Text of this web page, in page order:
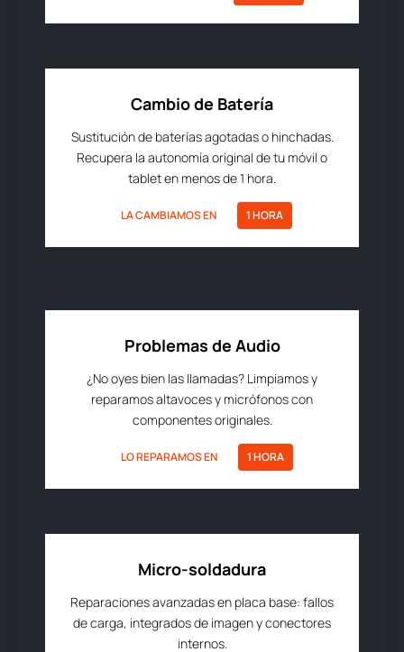
Cambio de Batería
Sustitución de baterías agotadas o hinchadas.
Recupera la autonomía original de tu móvil o
tablet en menos de 1 hora.
LA CAMBIAMOS EN 1 HORA
Problemas de Audio
¿No oyes bien las llamadas? Limpiamos y
reparamos altavoces y micrófonos con
componentes originales.
LO REPARAMOS EN 1 HORA
Micro-soldadura
Reparaciones avanzadas en placa base: fallos
de carga, integrados de imagen y conectores
internos.